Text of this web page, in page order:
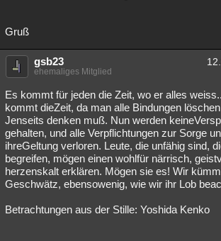
Gruß
gsb23
ehemaliges Mitglied
Es kommt für jeden die Zeit, wo er alles
kommt dieZeit, da man alle Bindungen
Jenseits denken muß. Nun werden
gehalten, und alle Verpflichtungen zur Sorge
ihreGeltung verloren. Leute, die unfähig sind,
begreifen, mögen einen wohlfür närrisch,
herzenskalt erklären. Mögen sie es! Wir
Geschwätz, ebensowenig, wie wir ihr Lob
Betrachtungen aus der Stille: Yoshida Kenko